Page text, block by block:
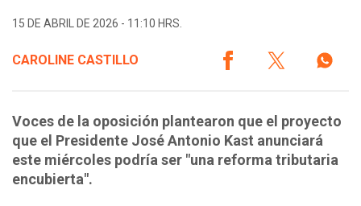
15 DE ABRIL DE 2026 - 11:10 HRS.
CAROLINE CASTILLO
Voces de la oposición plantearon que el proyecto
que el Presidente José Antonio Kast anunciará
este miércoles podría ser "una reforma tributaria
encubierta".